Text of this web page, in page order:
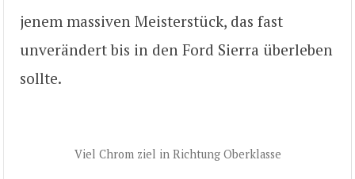
jenem massiven Meisterstück, das fast
unverändert bis in den Ford Sierra überleben
sollte.
Viel Chrom ziel in Richtung Oberklasse